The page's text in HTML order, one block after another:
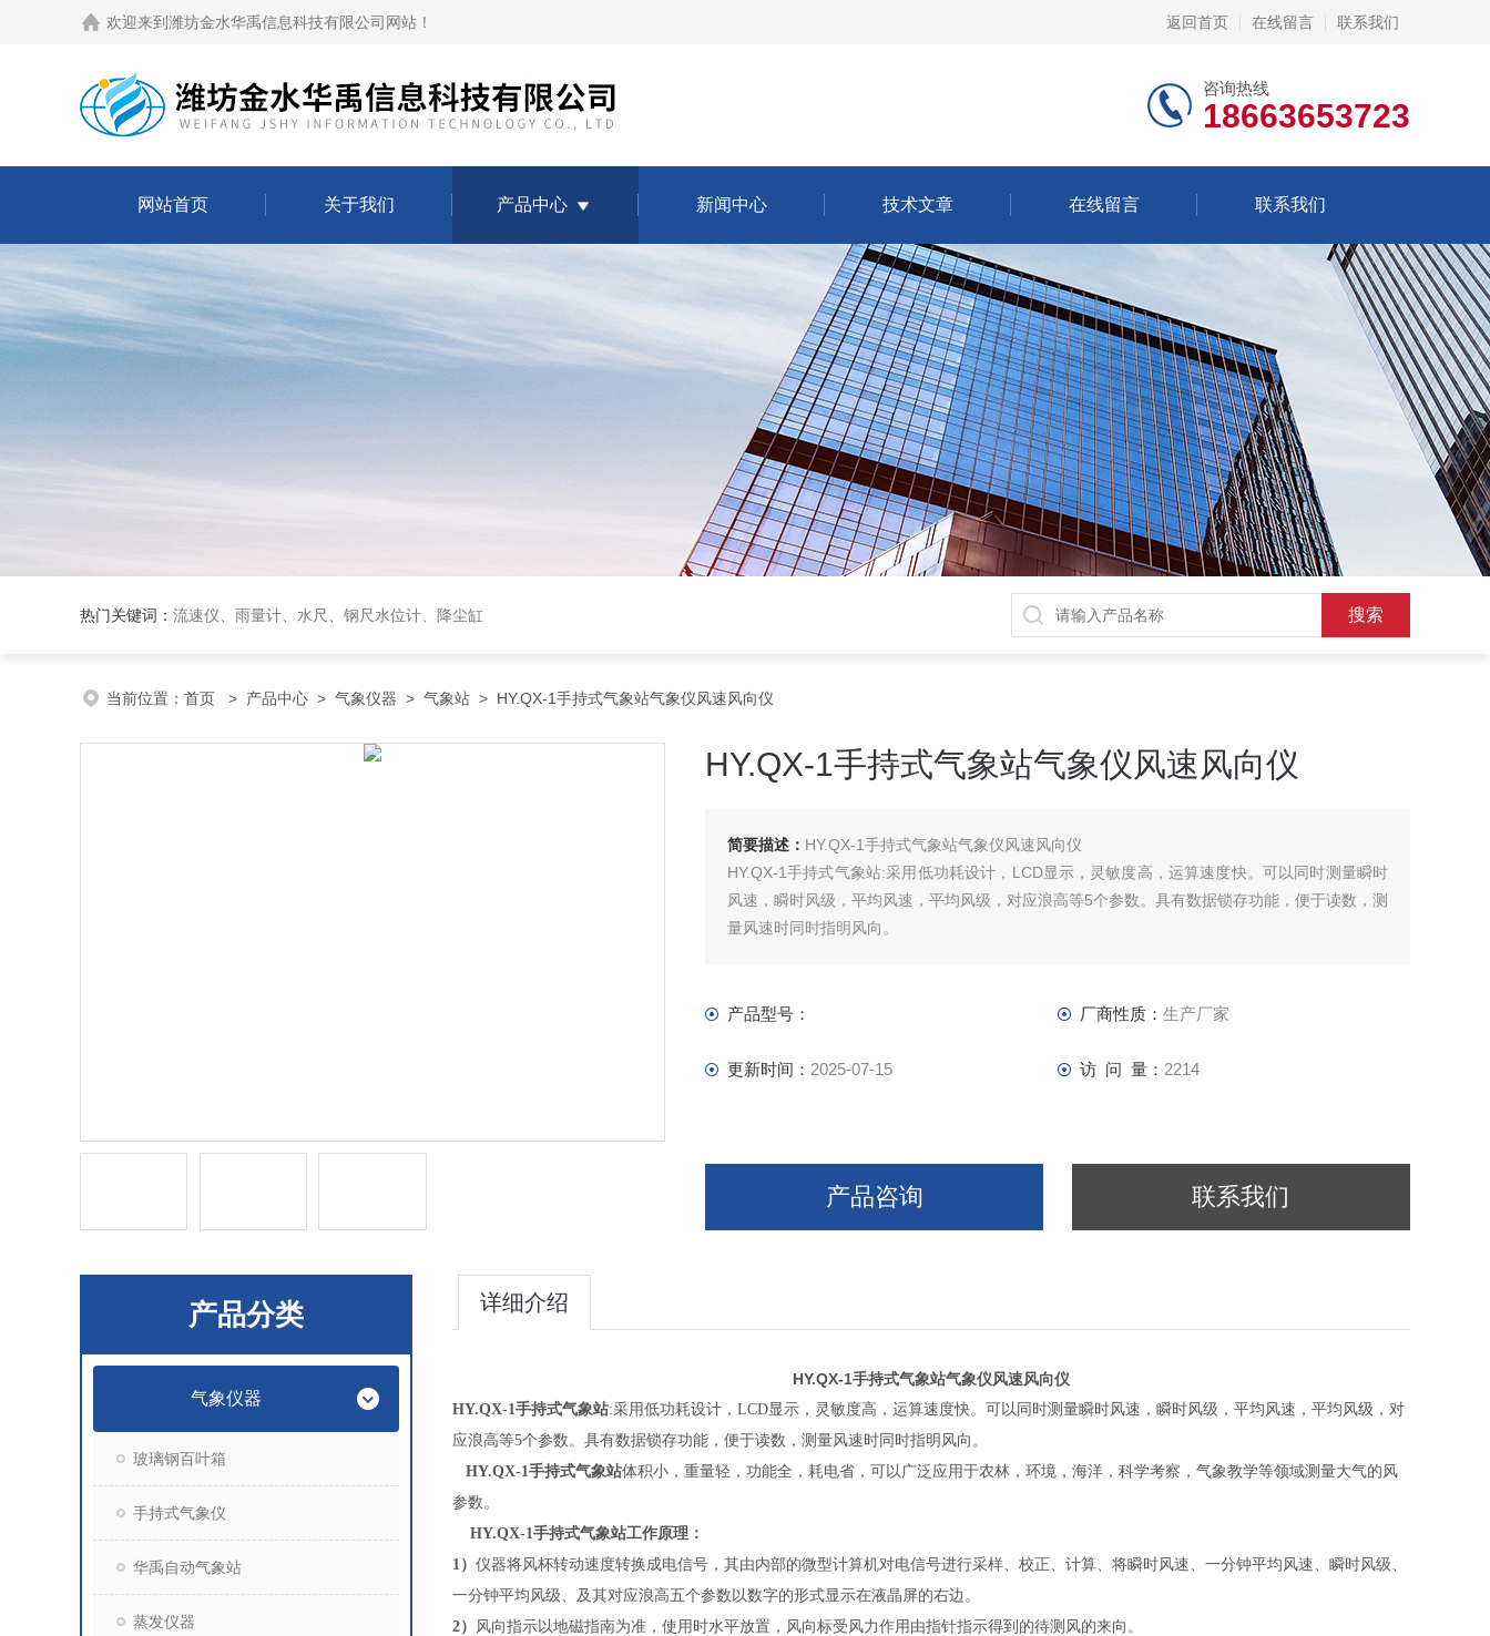
欢迎来到 潍坊金水华禹信息科技有限公司网站 ！ 返回首页 在线留言 联系我们
咨询热线
18663653723
网站首页 关于我们 产品中心 新闻中心 技术文章 在线留言 联系我们
热门关键词： 流速仪、雨量计、水尺、钢尺水位计、降尘缸
当前位置： 首页 > 产品中心 > 气象仪器 > 气象站 > HY.QX-1手持式气象站气象仪风速风向仪
HY.QX-1手持式气象站气象仪风速风向仪
简要描述： HY.QX-1手持式气象站气象仪风速风向仪
HY.QX-1手持式气象站:采用低功耗设计，LCD显示，灵敏度高，运算速度快。可以同时测量瞬时
风速，瞬时风级，平均风速，平均风级，对应浪高等5个参数。具有数据锁存功能，便于读数，测
量风速时同时指明风向。
产品型号： 厂商性质： 生产厂家
更新时间： 2025-07-15 访 问 量： 2214
产品咨询 联系我们
产品分类
气象仪器
玻璃钢百叶箱
手持式气象仪
华禹自动气象站
蒸发仪器
详细介绍
HY.QX-1手持式气象站气象仪风速风向仪
HY.QX-1手持式气象站:采用低功耗设计， LCD显示，灵敏度高，运算速度快。可以同时测量瞬时风速，瞬时风级，平均风速，平均风级，对
应浪高等5个参数。具有数据锁存功能，便于读数，测量风速时同时指明风向。
HY.QX-1手持式气象站体积小，重量轻，功能全，耗电省，可以广泛应用于农林，环境，海洋，科学考察，气象教学等领域测量大气的风
参数。
HY.QX-1手持式气象站工作原理：
1） 仪器将风杯转动速度转换成电信号，其由内部的微型计算机对电信号进行采样、校正、计算、将瞬时风速、一分钟平均风速、瞬时风级、
一分钟平均风级、及其对应浪高五个参数以数字的形式显示在液晶屏的右边。
2） 风向指示以地磁指南为准，使用时水平放置，风向标受风力作用由指针指示得到的待测风的来向。